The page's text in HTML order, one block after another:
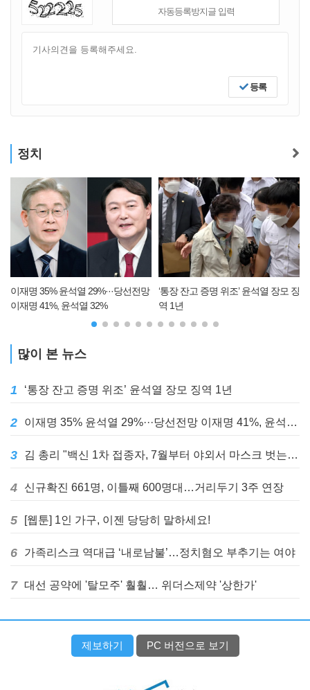
등록
정치
재명 35% 윤석열 29%···당선전망
재명 41%, 윤석열 32%
‘통장 잔고 증명 위조’ 윤석열 장모 징
역 1년
가
많이 본 뉴스
1 ‘통장 잔고 증명 위조’ 윤석열 장모 징역 1년
2 이재명 35% 윤석열 29%···당선전망 이재명 41%, 윤석열 32%
3 김 총리 "백신 1차 접종자, 7월부터 야외서 마스크 벗는다"
4 신규확진 661명, 이틀째 600명대…거리두기 3주 연장
5 [웹툰] 1인 가구, 이젠 당당히 말하세요!
6 가족리스크 역대급 ‘내로남불’…정치혐오 부추기는 여야
7 대선 공약에 '탈모주' 훨훨… 위더스제약 '상한가'
제보하기 PC 버전으로 보기